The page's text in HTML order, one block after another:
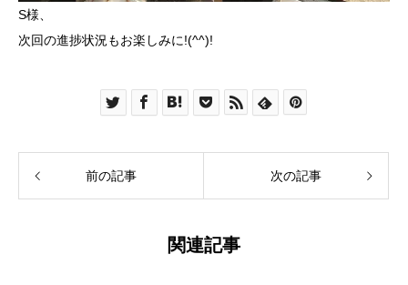
S様、
次回の進捗状況もお楽しみに!(^^)!
前の記事 次の記事
関連記事